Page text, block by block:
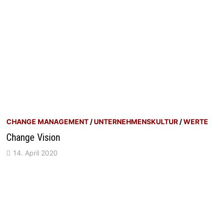
CHANGE MANAGEMENT /UNTERNEHMENSKULTUR /WERTE
Change Vision
14. April 2020